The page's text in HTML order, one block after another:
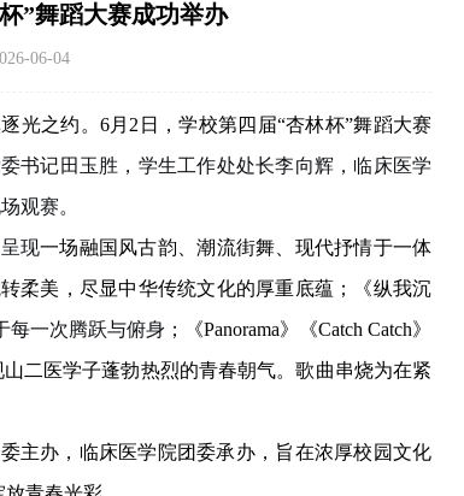
”舞蹈大赛成功举办
06-04
光之约。 6月2日，学校第四 届“杏林杯”舞蹈大赛
书记田玉胜 ， 学生工作处处长李向辉， 临床医学
观赛。
呈现一场融国风古韵、潮流街舞、现代抒情于一体
转柔美，尽显中华传统文化的厚重底蕴 ；
《纵我沉
每一次腾跃与俯身 ； 《Panorama》《Catch Catch》
山二医学子蓬勃热烈的青春朝气。歌曲串烧为在紧
主办，临床医学院团委承办，旨在浓厚校园文化